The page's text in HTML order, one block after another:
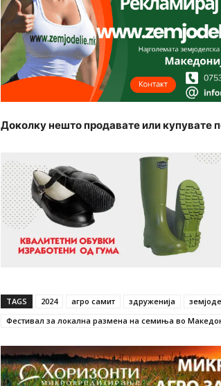
Доколку нешто продавате или купувате
TAGS 2024 агро самит здруженија
Фестивал за локална размена на семиња во